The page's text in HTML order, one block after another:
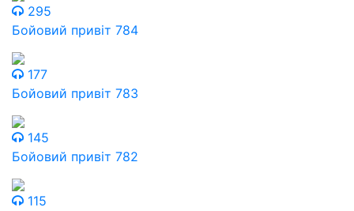
295
Бойовий привіт 784
177
Бойовий привіт 783
145
Бойовий привіт 782
115